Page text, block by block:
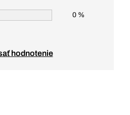
0 %
hodnotenie